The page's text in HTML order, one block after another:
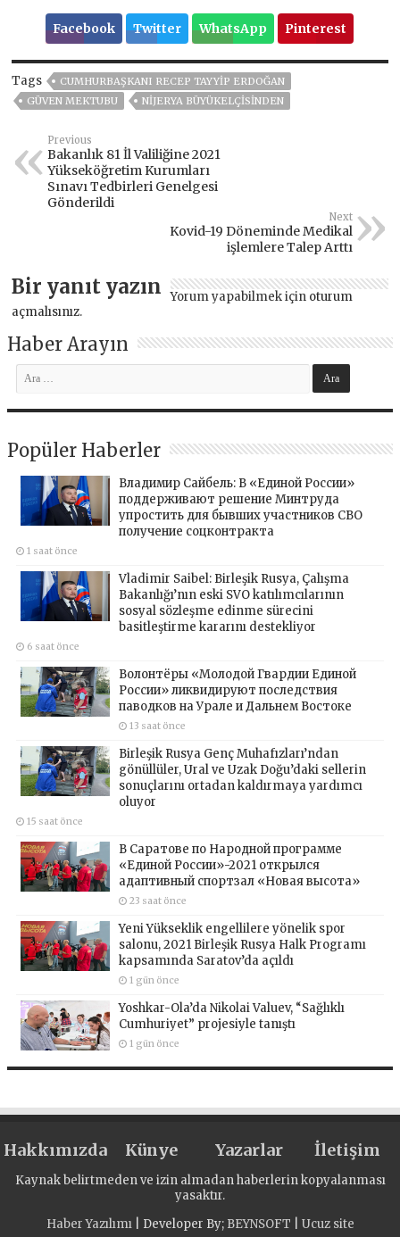
Facebook Twitter WhatsApp Pinterest
Tags
CUMHURBAŞKANI RECEP TAYYIP ERDOĞAN
GÜVEN MEKTUBU
NIJERYA BÜYÜKELÇISINDEN
Previous
Bakanlık 81 İl Valiliğine 2021
Yükseköğretim Kurumları
Sınavı Tedbirleri Genelgesi
Gönderildi
Next
Kovid-19 Döneminde Medikal
işlemlere Talep Arttı
Bir yanıt yazın Yorum yapabilmek için oturum
açmalısınız.
Haber Arayın
Popüler Haberler
Владимир Сайбель: В «Единой России»
поддерживают решение Минтруда
упростить для бывших участников СВО
получение соцконтракта
1 saat önce
Vladimir Saibel: Birleşik Rusya, Çalışma
Bakanlığı’nın eski SVO katılımcılarının
sosyal sözleşme edinme sürecini
basitleştirme kararını destekliyor
6 saat önce
Волонтёры «Молодой Гвардии Единой
России» ликвидируют последствия
паводков на Урале и Дальнем Востоке
13 saat önce
Birleşik Rusya Genç Muhafızları’ndan
gönüllüler, Ural ve Uzak Doğu’daki sellerin
sonuçlarını ortadan kaldırmaya yardımcı
oluyor
15 saat önce
В Саратове по Народной программе
«Единой России»-2021 открылся
адаптивный спортзал «Новая высота»
23 saat önce
Yeni Yükseklik engellilere yönelik spor
salonu, 2021 Birleşik Rusya Halk Programı
kapsamında Saratov’da açıldı
1 gün önce
Yoshkar-Ola’da Nikolai Valuev, “Sağlıklı
Cumhuriyet” projesiyle tanıştı
1 gün önce
Hakkımızda Künye Yazarlar İletişim
Kaynak belirtmeden ve izin almadan haberlerin kopyalanması
yasaktır.
Haber Yazılımı| Developer By; BEYNSOFT Ucuz site